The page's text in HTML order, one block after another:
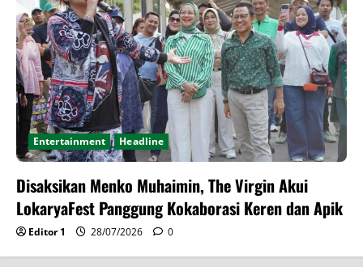
Entertainment Headline
Disaksikan Menko Muhaimin, The Virgin Akui
LokaryaFest Panggung Kokaborasi Keren dan Apik
Editor 1 28/07/2026 0